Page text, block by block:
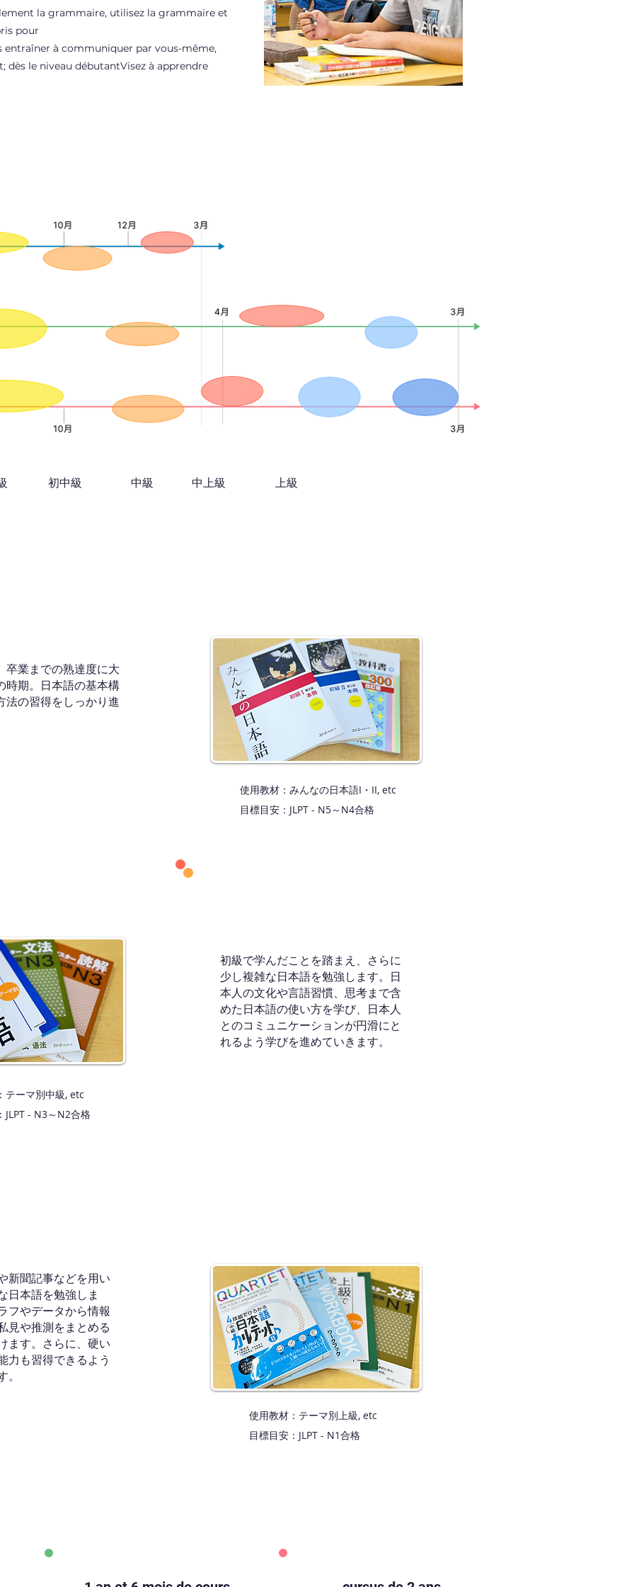
la grammaire, utilisez la grammaire et
pour
entraîner à communiquer par vous-même,
dès le niveau débutantVisez à apprendre
​初中級 ​中級 ​中上級 ​上級​
卒業までの熟達度に大
時期。日本語の基本構
法の習得をしっかり進
テーマ別中級, etc
JLPT - N3～N2合格
使用教材：みんなの日本語I・II, etc
目標目安：JLPT - N5～N4合格
使用教材：テーマ別上級, etc
目標目安：JLPT - N1合格
新聞記事などを用い
日本語を勉強しま
フやデータから情報
見や推測をまとめる
ます。さらに、硬い
力も習得できるよう
初級で学んだことを踏まえ、さらに
少し複雑な日本語を勉強します。日
本人の文化や言語習慣、思考まで含
めた日本語の使い方を学び、日本人
とのコミュニケーションが円滑にと
れるよう学びを進めていきます。